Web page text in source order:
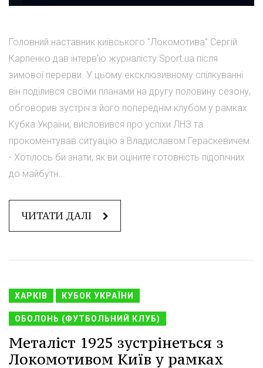
Головний наставник київського "Локомотива" Сергій
Карпенко дав інтерв'ю журналісту Sport.ua після
зимової перерви. У цьому ексклюзивному спілкуванні
він поділився своїми планами на другу половину сезону,
обговорив зустріч з його попереднім клубом у рамках
Кубка України, висловився про успіхи ЛНЗ та
прокоментував ситуацію з Владиславом Гераскевичем.
- Хотілось би знати, як ви оціните готовність підопічних
до майбутн...
ЧИТАТИ ДАЛІ
ХАРКІВ КУБОК УКРАЇНИ
ОБОЛОНЬ (ФУТБОЛЬНИЙ КЛУБ)
Металіст 1925 зустрінеться з
Локомотивом Київ у рамках